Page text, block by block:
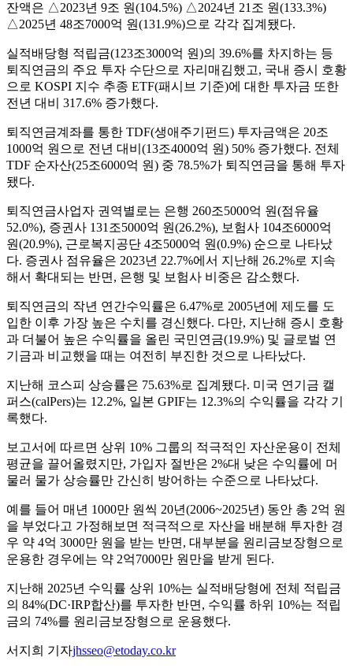
잔액은 △2023년 9조 원(104.5%) △2024년 21조 원(133.3%)
△2025년 48조7000억 원(131.9%)으로 각각 집계됐다.
실적배당형 적립금(123조3000억 원)의 39.6%를 차지하는 등
퇴직연금의 주요 투자 수단으로 자리매김했고, 국내 증시 호황
으로 KOSPI 지수 추종 ETF(패시브 기준)에 대한 투자금 또한
전년 대비 317.6% 증가했다.
퇴직연금계좌를 통한 TDF(생애주기펀드) 투자금액은 20조
1000억 원으로 전년 대비(13조4000억 원) 50% 증가했다. 전체
TDF 순자산(25조6000억 원) 중 78.5%가 퇴직연금을 통해 투자
됐다.
퇴직연금사업자 권역별로는 은행 260조5000억 원(점유율
52.0%), 증권사 131조5000억 원(26.2%), 보험사 104조6000억
원(20.9%), 근로복지공단 4조5000억 원(0.9%) 순으로 나타났
다. 증권사 점유율은 2023년 22.7%에서 지난해 26.2%로 지속
해서 확대되는 반면, 은행 및 보험사 비중은 감소했다.
퇴직연금의 작년 연간수익률은 6.47%로 2005년에 제도를 도
입한 이후 가장 높은 수치를 경신했다. 다만, 지난해 증시 호황
과 더불어 높은 수익률을 올린 국민연금(19.9%) 및 글로벌 연
기금과 비교했을 때는 여전히 부진한 것으로 나타났다.
지난해 코스피 상승률은 75.63%로 집계됐다. 미국 연기금 캘
퍼스(calPers)는 12.2%, 일본 GPIF는 12.3%의 수익률을 각각 기
록했다.
보고서에 따르면 상위 10% 그룹의 적극적인 자산운용이 전체
평균을 끌어올렸지만, 가입자 절반은 2%대 낮은 수익률에 머
물러 물가 상승률만 간신히 방어하는 수준으로 나타났다.
예를 들어 매년 1000만 원씩 20년(2006~2025년) 동안 총 2억 원
을 부었다고 가정해보면 적극적으로 자산을 배분해 투자한 경
우 약 4억 3000만 원을 받는 반면, 대부분을 원리금보장형으로
운용한 경우에는 약 2억7000만 원만을 받게 된다.
지난해 2025년 수익률 상위 10%는 실적배당형에 전체 적립금
의 84%(DC·IRP합산)를 투자한 반면, 수익률 하위 10%는 적립
금의 74%를 원리금보장형으로 운용했다.
서지희 기자jhsseo@etoday.co.kr